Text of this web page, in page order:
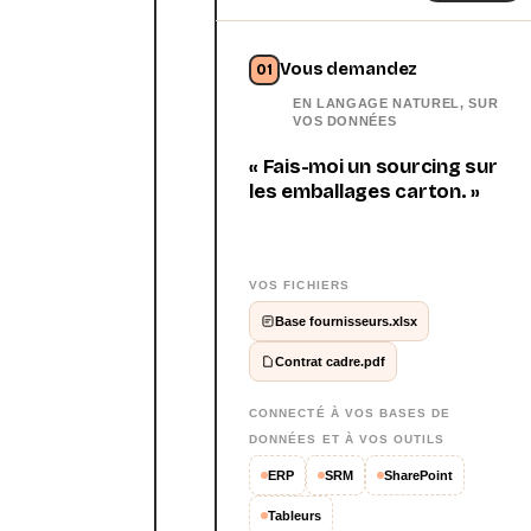
01 Vous demandez
EN LANGAGE NATUREL, SUR
VOS DONNÉES
« Fais-moi un sourcing sur
les emballages carton. »
VOS FICHIERS
Base fournisseurs.xlsx
Contrat cadre.pdf
CONNECTÉ À VOS BASES DE
DONNÉES ET À VOS OUTILS
ERP SRM SharePoint
Tableurs